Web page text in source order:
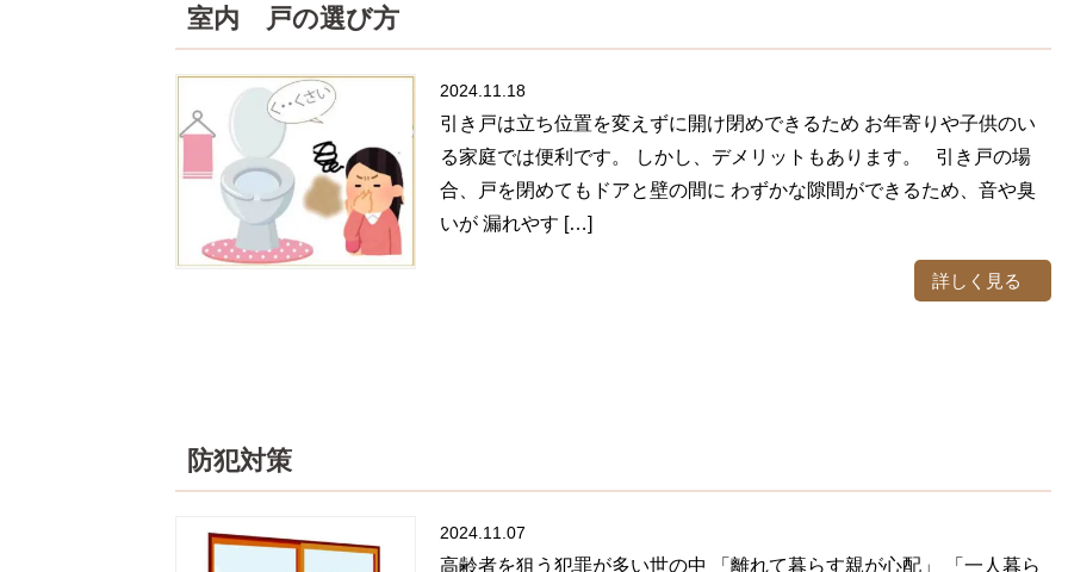
室内 戸の選び方
2024.11.18
引き戸は立ち位置を変えずに開け閉めできるため お年寄りや子供のい
る家庭では便利です。 しかし、デメリットもあります。 引き戸の場
合、戸を閉めてもドアと壁の間に わずかな隙間ができるため、音や臭
いが 漏れやす […]
詳しく見る
防犯対策
2024.11.07
高齢者を狙う犯罪が多い世の中 「離れて暮らす親が心配」 「一人暮ら